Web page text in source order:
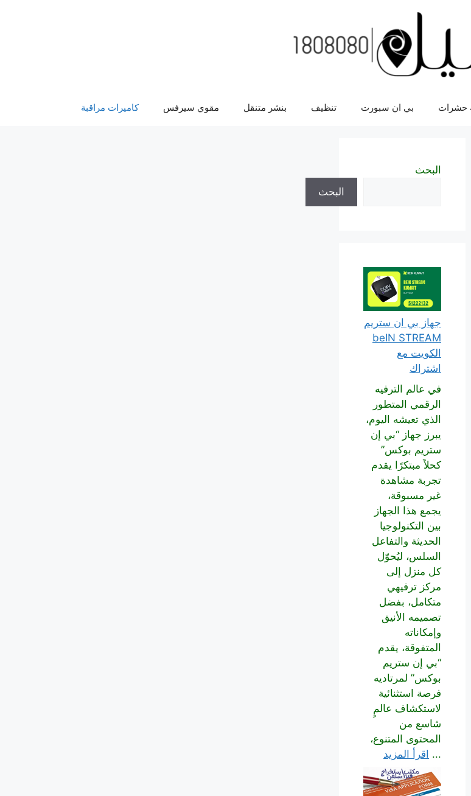
حشرات بي ان سبورت تنظيف بنشر متنقل مقوي سيرفس كاميرات مراقبة
البحث
البحث
جهاز بي ان ستريم
beIN STREAM
الكويت مع
اشتراك
في عالم الترفيه
الرقمي المتطور
الذي تعيشه اليوم،
يبرز جهاز “بي إن
ستريم بوكس”
كحلاً مبتكرًا يقدم
تجربة مشاهدة
غير مسبوقة،
يجمع هذا الجهاز
بين التكنولوجيا
الحديثة والتفاعل
السلس، ليُحوّل
كل منزل إلى
مركز ترفيهي
متكامل، بفضل
تصميمه الأنيق
وإمكاناته
المتفوقة، يقدم
“بي إن ستريم
بوكس” لمرتاديه
فرصة استثنائية
لاستكشاف عالمٍ
شاسع من
المحتوى المتنوع،
... اقرأ المزيد